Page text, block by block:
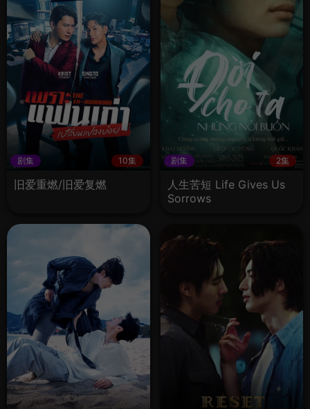
剧集 10集
旧爱重燃/旧爱复燃
剧集 2集
人生苦短 Life Gives Us
Sorrows